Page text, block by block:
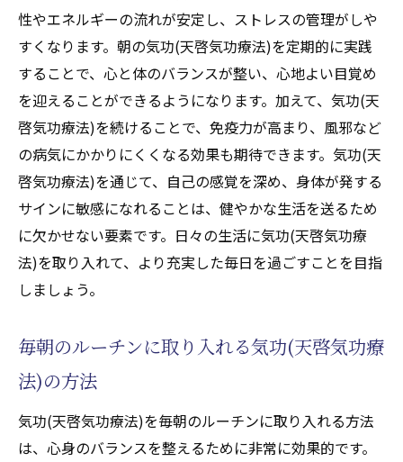
性やエネルギーの流れが安定し、ストレスの管理がしや
すくなります。朝の気功(天啓気功療法)を定期的に実践
することで、心と体のバランスが整い、心地よい目覚め
を迎えることができるようになります。加えて、気功(天
啓気功療法)を続けることで、免疫力が高まり、風邪など
の病気にかかりにくくなる効果も期待できます。気功(天
啓気功療法)を通じて、自己の感覚を深め、身体が発する
サインに敏感になれることは、健やかな生活を送るため
に欠かせない要素です。日々の生活に気功(天啓気功療
法)を取り入れて、より充実した毎日を過ごすことを目指
しましょう。
毎朝のルーチンに取り入れる気功(天啓気功療
法)の方法
気功(天啓気功療法)を毎朝のルーチンに取り入れる方法
は、心身のバランスを整えるために非常に効果的です。